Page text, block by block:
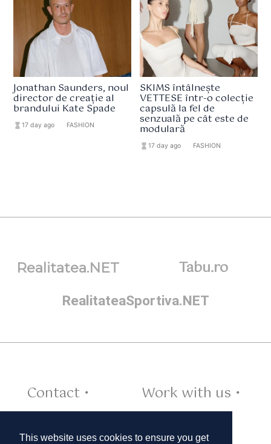
This website uses cookies to ensure you get
Jonathan Saunders, noul
director de creație al
brandului Kate Spade
hourglass_full17 day ago FASHION
SKIMS întâlnește
VETTESE într-o colecție
capsulă la fel de
senzuală pe cât este de
modulară
hourglass_full 17 day ago FASHION
Realitatea.NET Tabu.ro
RealitateaSportiva.NET
Contact •
Work with us •
Cookies •